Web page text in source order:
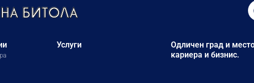
Услуги
Одличен град и
кариера и бизнис.